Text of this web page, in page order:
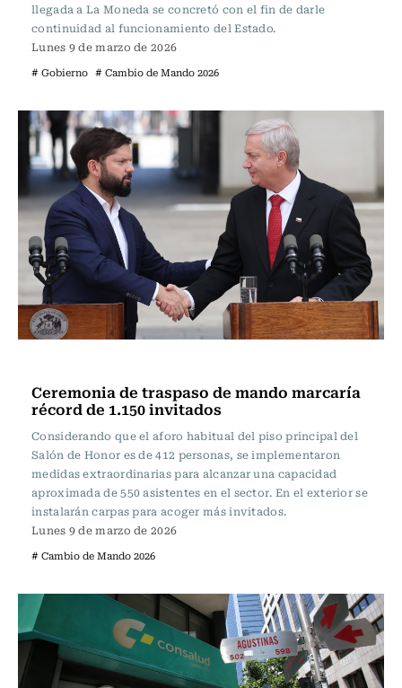
llegada a La Moneda se concretó con el fin de darle
continuidad al funcionamiento del Estado.
Lunes 9 de marzo de 2026
# Gobierno # Cambio de Mando 2026
Ceremonia de traspaso de mando marcaría
récord de 1.150 invitados
Considerando que el aforo habitual del piso principal del
Salón de Honor es de 412 personas, se implementaron
medidas extraordinarias para alcanzar una capacidad
aproximada de 550 asistentes en el sector. En el exterior se
instalarán carpas para acoger más invitados.
Lunes 9 de marzo de 2026
# Cambio de Mando 2026